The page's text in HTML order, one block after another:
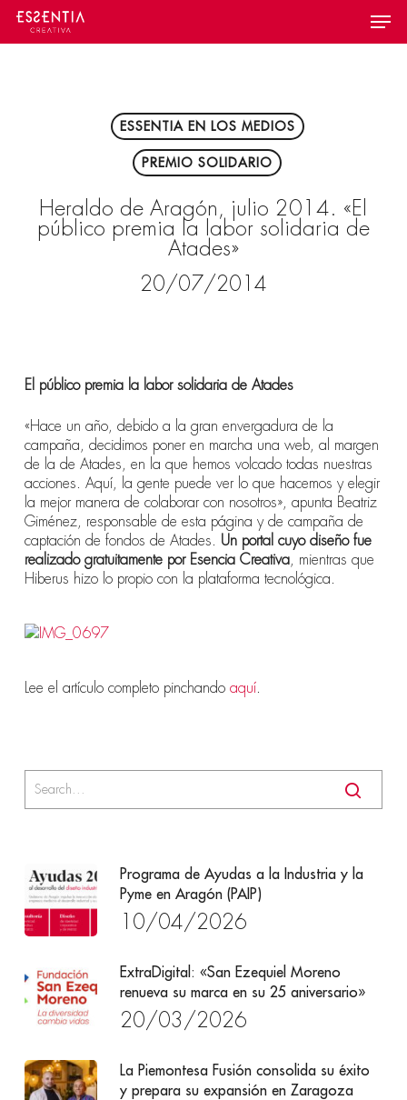
Skip
main
Menu
ESSENTIA EN LOS MEDIOS
PREMIO SOLIDARIO
Heraldo de Aragón, julio 2014. «El
público premia la labor solidaria de
Atades»
20/07/2014
El público premia la labor solidaria de Atades
«Hace un año, debido a la gran envergadura de la
campaña, decidimos poner en marcha una web, al margen
de la de Atades, en la que hemos volcado todas nuestras
acciones. Aquí, la gente puede ver lo que hacemos y elegir
la mejor manera de colaborar con nosotros», apunta Beatriz
Giménez, responsable de esta página y de campaña de
captación de fondos de Atades. Un portal cuyo diseño fue
realizado gratuitamente por Esencia Creativa, mientras que
Hiberus hizo lo propio con la plataforma tecnológica.
Lee el artículo completo pinchando aquí.
Programa de Ayudas a la Industria y la
Pyme en Aragón (PAIP)
10/04/2026
ExtraDigital: «San Ezequiel Moreno
renueva su marca en su 25 aniversario»
20/03/2026
La Piemontesa Fusión consolida su éxito
y prepara su expansión en Zaragoza